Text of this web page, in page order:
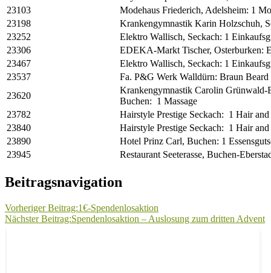
23103
Modehaus Friederich, Adelsheim: 1
23198
Krankengymnastik Karin Holzschuh,
23252
Elektro Wallisch, Seckach: 1
23306
EDEKA-Markt Tischer, Osterburken:
23467
Elektro Wallisch, Seckach: 1
23537
Fa. P&G Werk Walldürn: Braun
23620
Krankengymnastik Carolin
Buchen: 1 Massage
23782
Hairstyle Prestige Seckach: 1 Hair
23840
Hairstyle Prestige Seckach: 1 Hair
23890
Hotel Prinz Carl, Buchen: 1
23945
Restaurant Seeterasse, Buchen-
Beitragsnavigation
Vorheriger Beitrag:1€-Spendenlosaktion
Nächster Beitrag:Spendenlosaktion – Auslosung zum dritten Advent